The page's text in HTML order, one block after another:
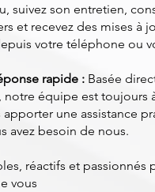
suivez son entretien,
et recevez des mises à
votre téléphone ou
rapide : Basée
notre équipe est toujours
une assistance
avez besoin de nous.
réactifs et passionnés
vous